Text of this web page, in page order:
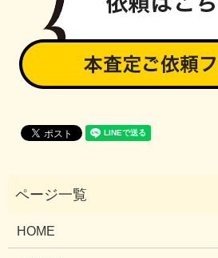
HOME